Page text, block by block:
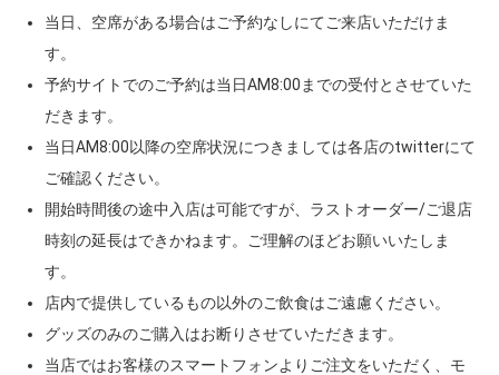
当日、空席がある場合はご予約なしにてご来店いただけま
す。
予約サイトでのご予約は当日AM8:00までの受付とさせていた
だきます。
当日AM8:00以降の空席状況につきましては各店のtwitterにて
ご確認ください。
開始時間後の途中入店は可能ですが、ラストオーダー/ご退店
時刻の延長はできかねます。ご理解のほどお願いいたしま
す。
店内で提供しているもの以外のご飲食はご遠慮ください。
グッズのみのご購入はお断りさせていただきます。
当店ではお客様のスマートフォンよりご注文をいただく、モ